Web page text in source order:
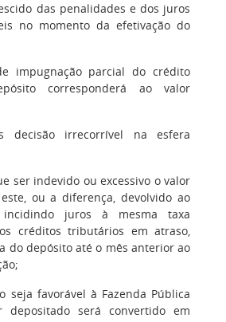
das penalidades e dos juros
no momento da efetivação do
impugnação parcial do crédito
corresponderá ao valor
irrecorrível na esfera
ser indevido ou excessivo o valor
ou a diferença, devolvido ao
incidindo juros à mesma taxa
créditos tributários em atraso,
do depósito até o mês anterior ao
seja favorável à Fazenda Pública
depositado será convertido em